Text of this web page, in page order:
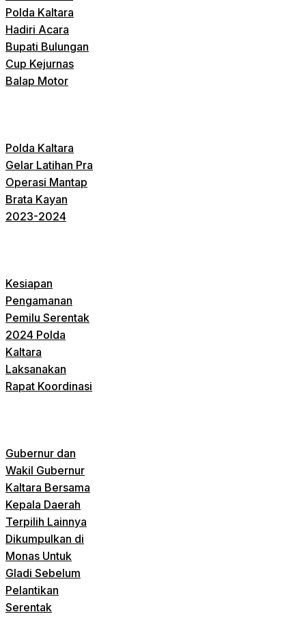
Polda Kaltara
Hadiri Acara
Bupati Bulungan
Cup Kejurnas
Balap Motor
Polda Kaltara
Gelar Latihan Pra
Operasi Mantap
Brata Kayan
2023-2024
Kesiapan
Pengamanan
Pemilu Serentak
2024 Polda
Kaltara
Laksanakan
Rapat Koordinasi
Gubernur dan
Wakil Gubernur
Kaltara Bersama
Kepala Daerah
Terpilih Lainnya
Dikumpulkan di
Monas Untuk
Gladi Sebelum
Pelantikan
Serentak